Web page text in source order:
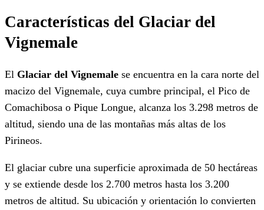
Características del Glaciar del
Vignemale
El Glaciar del Vignemale se encuentra en la cara norte del
macizo del Vignemale, cuya cumbre principal, el Pico de
Comachibosa o Pique Longue, alcanza los 3.298 metros de
altitud, siendo una de las montañas más altas de los
Pirineos.
El glaciar cubre una superficie aproximada de 50 hectáreas
y se extiende desde los 2.700 metros hasta los 3.200
metros de altitud. Su ubicación y orientación lo convierten